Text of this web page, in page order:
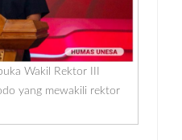
Wakil Rektor III
yang mewakili rektor